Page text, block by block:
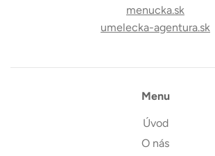
menucka.sk
umelecka-agentura.sk
Menu
Úvod
O nás